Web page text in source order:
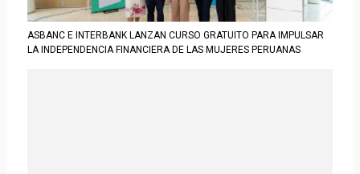
ASBANC E INTERBANK LANZAN CURSO GRATUITO PARA IMPULSAR
LA INDEPENDENCIA FINANCIERA DE LAS MUJERES PERUANAS